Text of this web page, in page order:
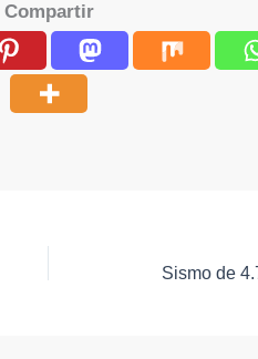
Compartir